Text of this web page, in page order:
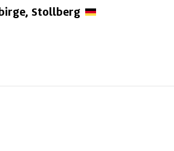
Stollberg